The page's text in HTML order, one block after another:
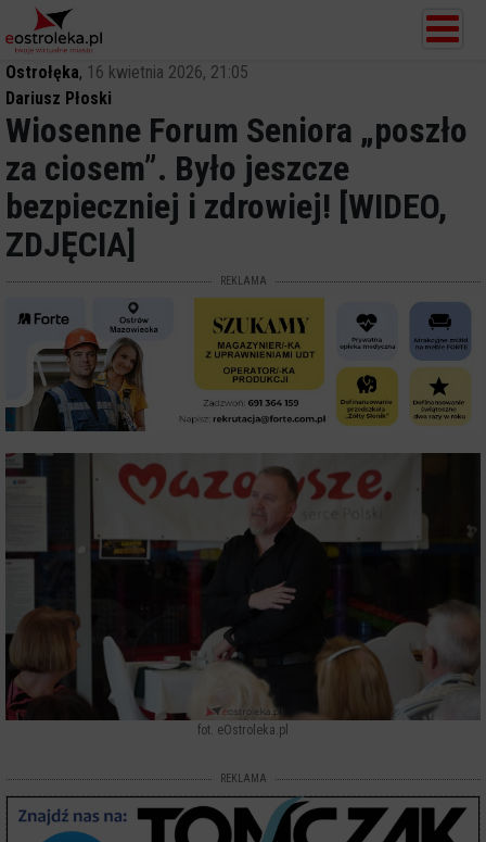
Ostrołęka, 16 kwietnia 2026, 21:05
Dariusz Płoski
Wiosenne Forum Seniora „poszło
za ciosem”. Było jeszcze
bezpieczniej i zdrowiej! [WIDEO,
ZDJĘCIA]
REKLAMA
fot. eOstroleka.pl
REKLAMA